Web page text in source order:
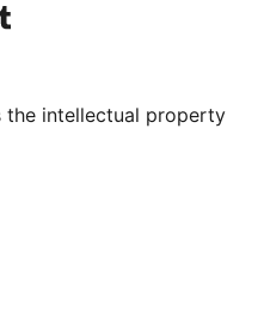
channel
our Tumblr account
the intellectual property